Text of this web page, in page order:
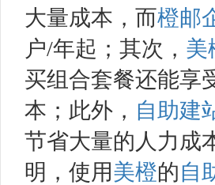
大量成本，而橙邮
户/年起；其次， 美
买组合套餐还能享
本；此外， 自助建
节省大量的人力成
明，使用美橙的自